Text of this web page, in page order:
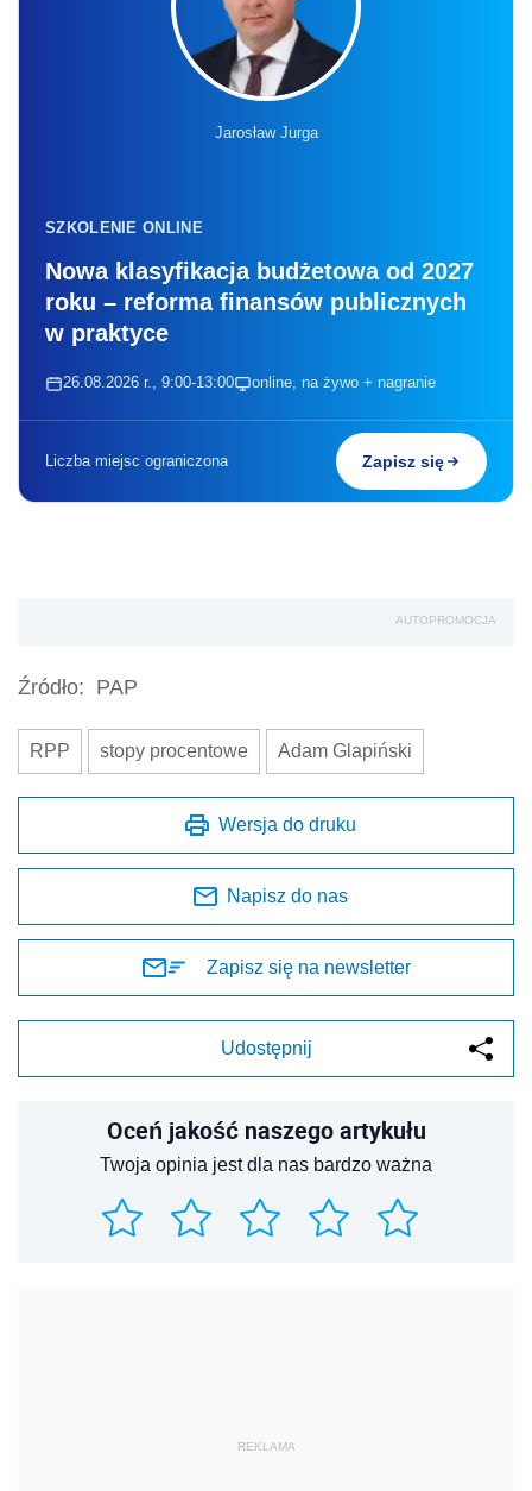
Jarosław Jurga
SZKOLENIE ONLINE
Nowa klasyfikacja budżetowa od 2027
roku – reforma finansów publicznych
w praktyce
26.08.2026 r., 9:00-13:00 online, na żywo + nagranie
Liczba miejsc ograniczona Zapisz się
AUTOPROMOCJA
Źródło: PAP
RPP stopy procentowe Adam Glapiński
Wersja do druku
Napisz do nas
Zapisz się na newsletter
Udostępnij
Oceń jakość naszego artykułu
Twoja opinia jest dla nas bardzo ważna
REKLAMA